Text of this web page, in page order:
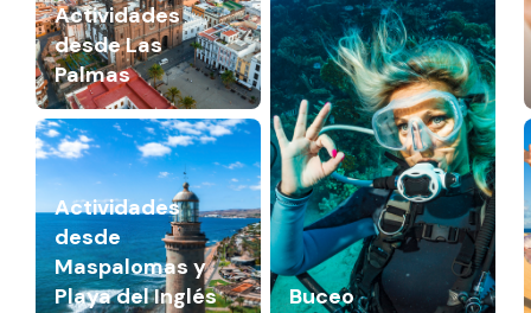
Actividades
desde Las
Palmas
Buceo
Actividades
desde
Maspalomas y
Playa del Inglés